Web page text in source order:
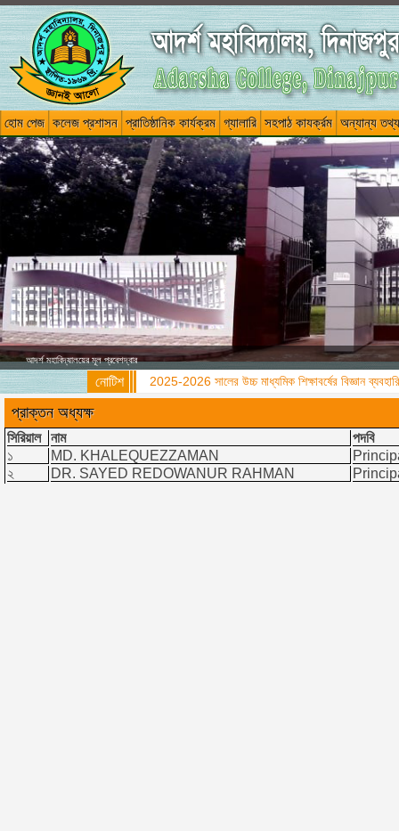
হোম পেজ কলেজ প্রশাসন প্রাতিষ্ঠানিক কার্যক্রম গ্যালারি সহপাঠ কাযর্ক্রম অন্যান্য তথ্য
আদর্শ মহাবিদ্যালয়ের মূল প্রবেশদ্বার
নোটিশ 2025-2026 সালের উচ্চ মাধ্যমিক শিক্ষাবর্ষের বিজ্ঞান
প্রাক্তন অধ্যক্ষ
সিরিয়াল নাম
পদবি
১
MD. KHALEQUEZZAMAN
২
DR. SAYED REDOWANUR RAHMAN